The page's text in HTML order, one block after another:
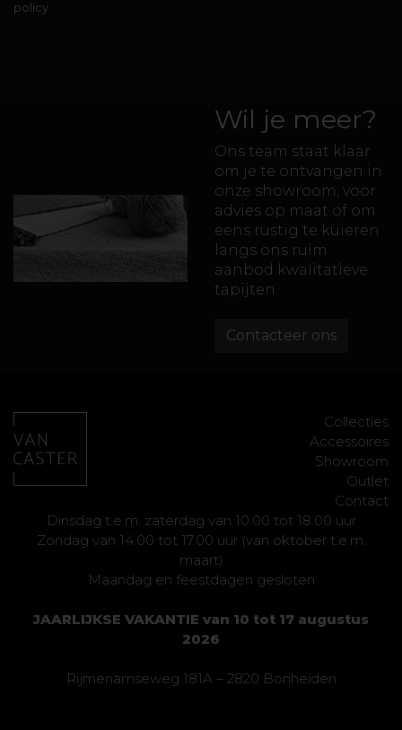
policy.
Wil je meer?
Ons team staat klaar
om je te ontvangen in
onze showroom, voor
advies op maat of om
eens rustig te kuieren
langs ons ruim
aanbod kwalitatieve
tapijten.
Contacteer ons
Dinsdag t.e.m. zaterdag van 10.00 tot 18.00 uur
Zondag van 14.00 tot 17.00 uur (van oktober t.e.m.
maart)
Maandag en feestdagen gesloten
JAARLIJKSE VAKANTIE van 10 tot 17 augustus
2026
Rijmenamseweg 181A – 2820 Bonheiden
Collecties
Accessoires
Showroom
Outlet
Contact